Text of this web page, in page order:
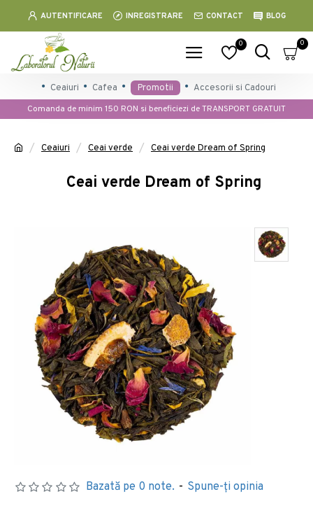
AUTENTIFICARE INREGISTRARE CONTACT BLOG
0 0
Ceaiuri Cafea Promotii
Accesorii si Cadouri
Comanda de minim 150 RON si beneficiezi de TRANSPORT GRATUIT
Ceaiuri Ceai verde Ceai verde Dream of Spring
Ceai verde Dream of Spring
Bazată pe 0 note. - Spune-ţi opinia